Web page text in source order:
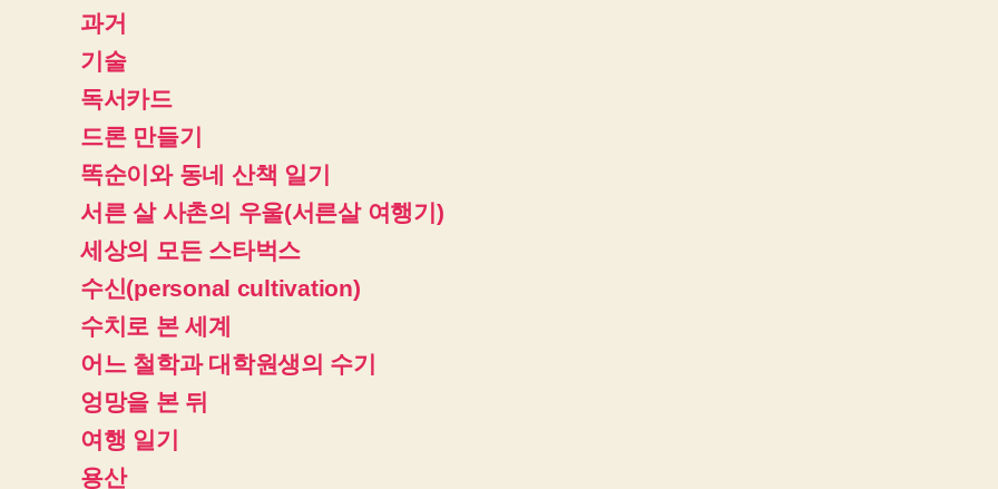
과거
기술
독서카드
드론 만들기
똑순이와 동네 산책 일기
서른 살 사촌의 우울(서른살 여행기)
세상의 모든 스타벅스
수신(personal cultivation)
수치로 본 세계
어느 철학과 대학원생의 수기
엉망을 본 뒤
여행 일기
용산